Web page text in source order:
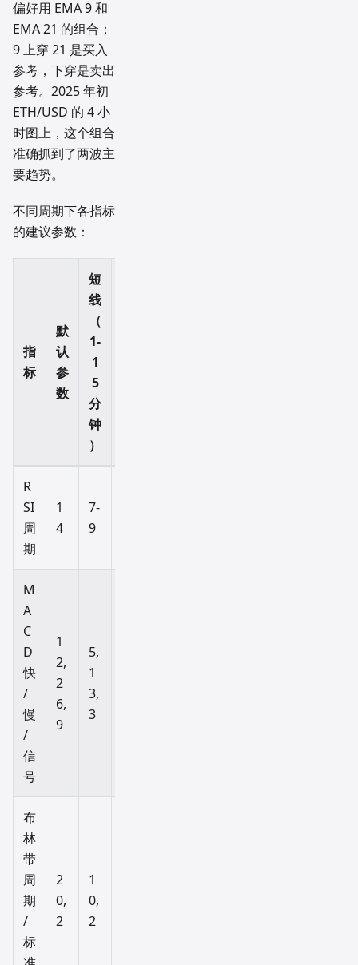
偏好用 EMA 9 和
EMA 21 的组合：
9 上穿 21 是买入
参考，下穿是卖出
参考。2025 年初
ETH/USD 的 4 小
时图上，这个组合
准确抓到了两波主
要趋势。
不同周期下各指标
的建议参数：
指
标
默
认
参
数
短
线
（
1-
1
5
分
钟
）
R
SI
周
期
1
4
7-
9
M
A
C
D
快
/
慢
/
信
号
1
2,
2
6,
9
5,
1
3,
3
布
林
带
周
期
/
标
2
0,
2
1
0,
2